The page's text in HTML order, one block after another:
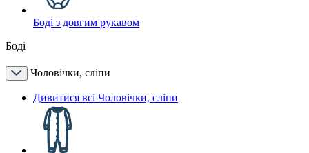
Боді з довгим рукавом
Боді
Чоловічки, сліпи
Дивитися всі Чоловічки, сліпи